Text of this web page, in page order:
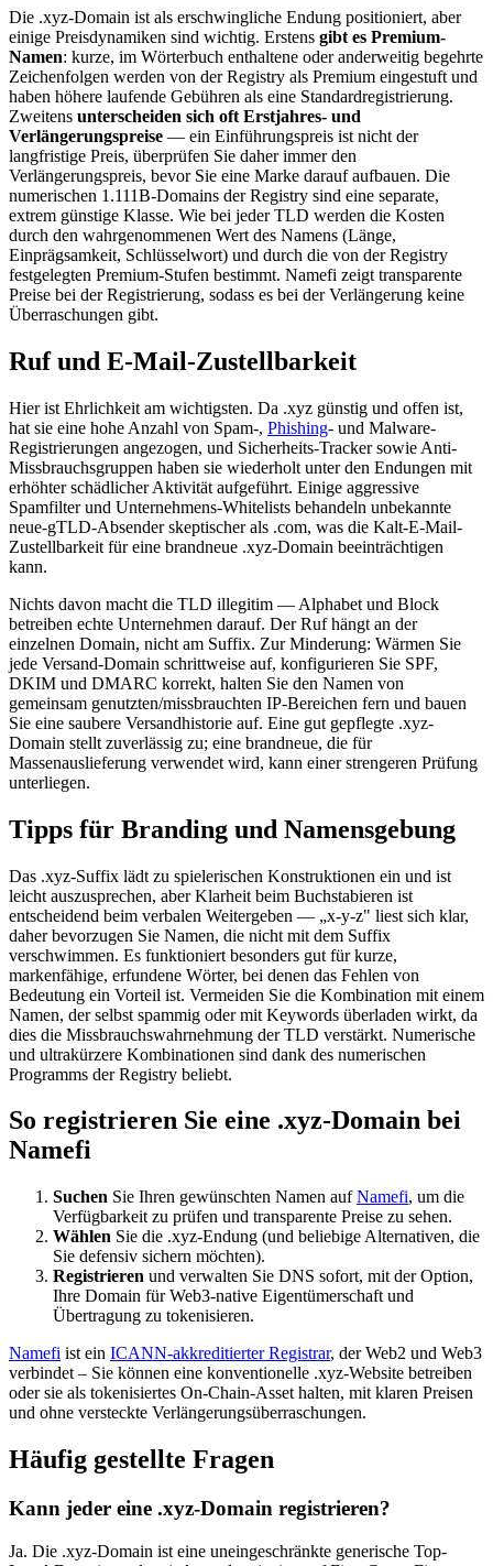
Die .xyz-Domain ist als erschwingliche Endung positioniert, aber
einige Preisdynamiken sind wichtig. Erstens gibt es Premium-
Namen: kurze, im Wörterbuch enthaltene oder anderweitig begehrte
Zeichenfolgen werden von der Registry als Premium eingestuft und
haben höhere laufende Gebühren als eine Standardregistrierung.
Zweitens unterscheiden sich oft Erstjahres- und
Verlängerungspreise — ein Einführungspreis ist nicht der
langfristige Preis, überprüfen Sie daher immer den
Verlängerungspreis, bevor Sie eine Marke darauf aufbauen. Die
numerischen 1.111B-Domains der Registry sind eine separate,
extrem günstige Klasse. Wie bei jeder TLD werden die Kosten
durch den wahrgenommenen Wert des Namens (Länge,
Einprägsamkeit, Schlüsselwort) und durch die von der Registry
festgelegten Premium-Stufen bestimmt. Namefi zeigt transparente
Preise bei der Registrierung, sodass es bei der Verlängerung keine
Überraschungen gibt.
Ruf und E-Mail-Zustellbarkeit
Hier ist Ehrlichkeit am wichtigsten. Da .xyz günstig und offen ist,
hat sie eine hohe Anzahl von Spam-, Phishing- und Malware-
Registrierungen angezogen, und Sicherheits-Tracker sowie Anti-
Missbrauchsgruppen haben sie wiederholt unter den Endungen mit
erhöhter schädlicher Aktivität aufgeführt. Einige aggressive
Spamfilter und Unternehmens-Whitelists behandeln unbekannte
neue-gTLD-Absender skeptischer als .com, was die Kalt-E-Mail-
Zustellbarkeit für eine brandneue .xyz-Domain beeinträchtigen
kann.
Nichts davon macht die TLD illegitim — Alphabet und Block
betreiben echte Unternehmen darauf. Der Ruf hängt an der
einzelnen Domain, nicht am Suffix. Zur Minderung: Wärmen Sie
jede Versand-Domain schrittweise auf, konfigurieren Sie SPF,
DKIM und DMARC korrekt, halten Sie den Namen von
gemeinsam genutzten/missbrauchten IP-Bereichen fern und bauen
Sie eine saubere Versandhistorie auf. Eine gut gepflegte .xyz-
Domain stellt zuverlässig zu; eine brandneue, die für
Massenauslieferung verwendet wird, kann einer strengeren Prüfung
unterliegen.
Tipps für Branding und Namensgebung
Das .xyz-Suffix lädt zu spielerischen Konstruktionen ein und ist
leicht auszusprechen, aber Klarheit beim Buchstabieren ist
entscheidend beim verbalen Weitergeben — „x-y-z" liest sich klar,
daher bevorzugen Sie Namen, die nicht mit dem Suffix
verschwimmen. Es funktioniert besonders gut für kurze,
markenfähige, erfundene Wörter, bei denen das Fehlen von
Bedeutung ein Vorteil ist. Vermeiden Sie die Kombination mit einem
Namen, der selbst spammig oder mit Keywords überladen wirkt, da
dies die Missbrauchswahrnehmung der TLD verstärkt. Numerische
und ultrakürzere Kombinationen sind dank des numerischen
Programms der Registry beliebt.
So registrieren Sie eine .xyz-Domain bei
Namefi
Suchen Sie Ihren gewünschten Namen aufNamefi, um die
Verfügbarkeit zu prüfen und transparente Preise zu sehen.
Wählen Sie die .xyz-Endung (und beliebige Alternativen, die
Sie defensiv sichern möchten).
Registrieren und verwalten Sie DNS sofort, mit der Option,
Ihre Domain für Web3-native Eigentümerschaft und
Übertragung zu tokenisieren.
Namefi ist ein ICANN-akkreditierter Registrar, der Web2 und Web3
verbindet – Sie können eine konventionelle .xyz-Website betreiben
oder sie als tokenisiertes On-Chain-Asset halten, mit klaren Preisen
und ohne versteckte Verlängerungsüberraschungen.
Häufig gestellte Fragen
Kann jeder eine .xyz-Domain registrieren?
Ja. Die .xyz-Domain ist eine uneingeschränkte generische Top-